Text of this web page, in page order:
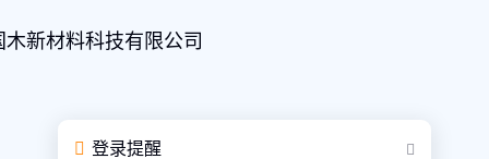
木新材料科技有限公司
登录提醒